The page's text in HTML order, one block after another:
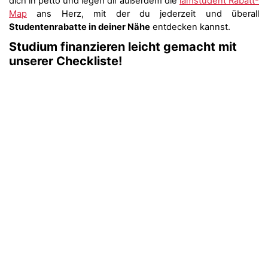
Map ans Herz, mit der du jederzeit und überall
Studentenrabatte in deiner Nähe entdecken kannst.
Studium finanzieren leicht gemacht mit
unserer Checkliste!